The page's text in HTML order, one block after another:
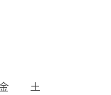
土